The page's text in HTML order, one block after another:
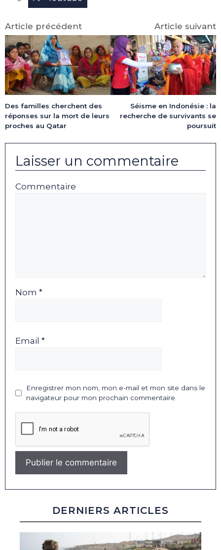
Article précédent
Des familles cherchent des
réponses sur la mort de leurs
proches au Qatar
Article suivant
Séisme en Indonésie : la
recherche de survivants se
poursuit
Laisser un commentaire
Commentaire
Nom *
Email *
Enregistrer mon nom, mon e-mail et mon site dans le
navigateur pour mon prochain commentaire.
DERNIERS ARTICLES